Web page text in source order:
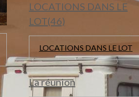
LOCATIONS DANS LE
LOT(46)
LOCATIONS DANS LE LOT
La réunion